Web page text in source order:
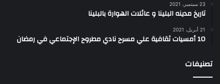
23 سبتمبر، 2021
تاريخ مدينه البلينا و عائلات الهوارة بالبلينا
21 أبريل، 2021
10 أمسيات ثقافية علي مسرح نادي مطروح الإجتماعي في رمضان
تصنيفات